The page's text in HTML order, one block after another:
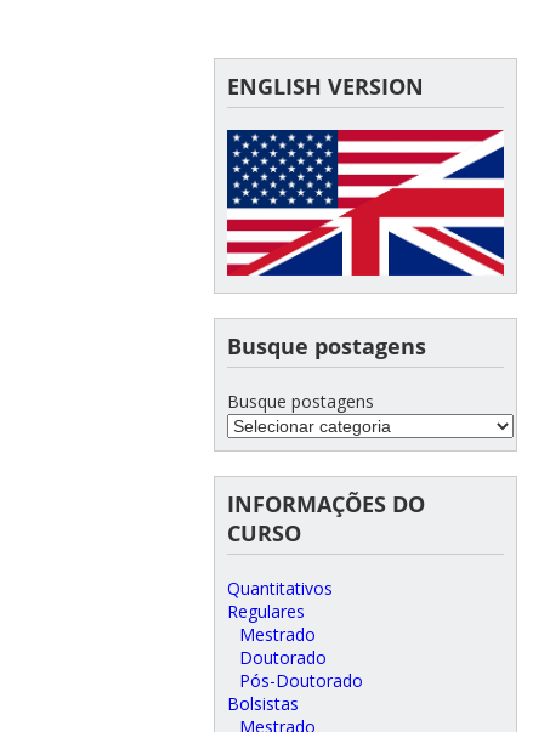
ENGLISH VERSION
Busque postagens
Busque postagens
INFORMAÇÕES DO
CURSO
Quantitativos
Regulares
Mestrado
Doutorado
Pós-Doutorado
Bolsistas
Mestrado